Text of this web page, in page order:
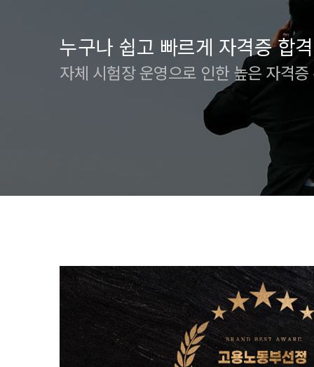
누구나 쉽고 빠르게 자격증 합
자체 시험장 운영으로 인한 높은 자격